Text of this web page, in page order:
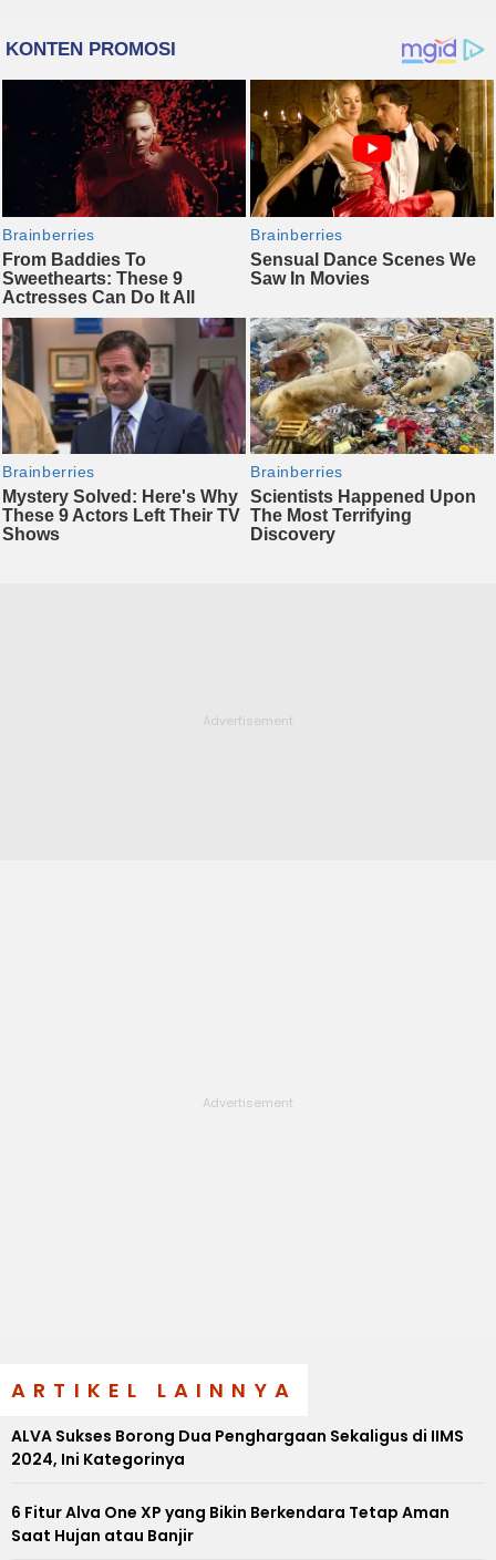
ARTIKEL LAINNYA
ALVA Sukses Borong Dua Penghargaan Sekaligus di IIMS
2024, Ini Kategorinya
6 Fitur Alva One XP yang Bikin Berkendara Tetap Aman
Saat Hujan atau Banjir